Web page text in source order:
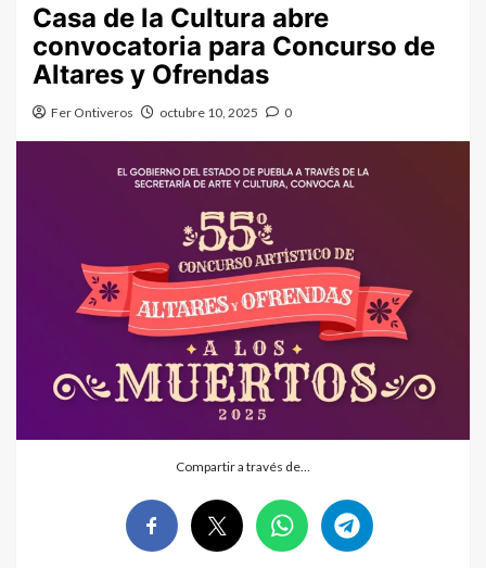
Casa de la Cultura abre
convocatoria para Concurso de
Altares y Ofrendas
Fer Ontiveros octubre 10, 2025 0
Compartir a través de…